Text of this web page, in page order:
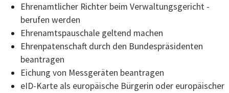
Ehrenamtlicher Richter beim Verwaltungsgericht -
berufen werden
Ehrenamtspauschale geltend machen
Ehrenpatenschaft durch den Bundespräsidenten
beantragen
Eichung von Messgeräten beantragen
eID-Karte als europäische Bürgerin oder europäischer